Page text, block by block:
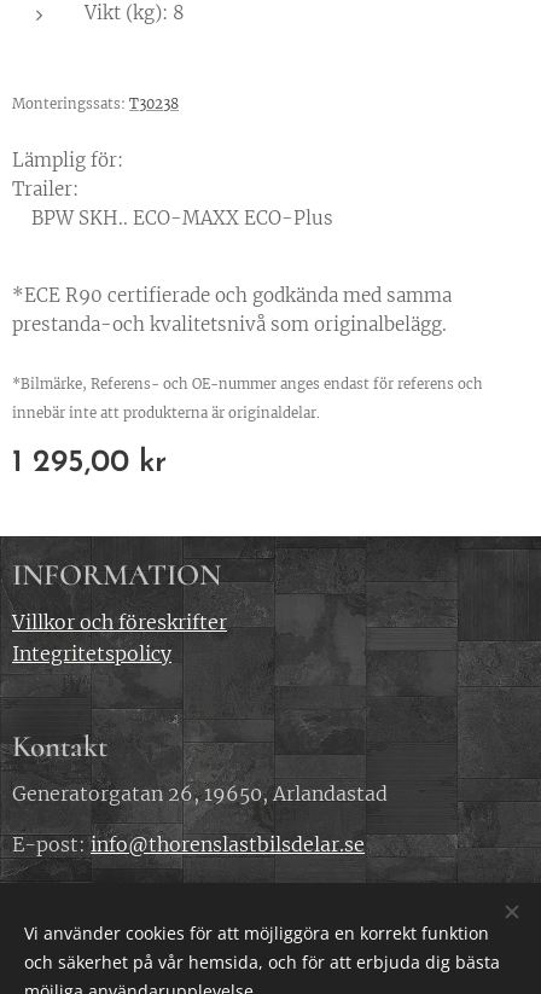
Vikt (kg): 8
Monteringssats: T30238
Lämplig för:
Trailer:
BPW SKH.. ECO-MAXX ECO-Plus
*ECE R90 certifierade och godkända med samma
prestanda-och kvalitetsnivå som originalbelägg.
*Bilmärke, Referens- och OE-nummer anges endast för referens och
innebär inte att produkterna är originaldelar.
1 295,00 kr
INFORMATION
Villkor och föreskrifter
Integritetspolicy
Kontakt
Generatorgatan 26, 19650, Arlandastad
E-post: info@thorenslastbilsdelar.se
Vi använder cookies för att möjliggöra en korrekt funktion
och säkerhet på vår hemsida, och för att erbjuda dig bästa